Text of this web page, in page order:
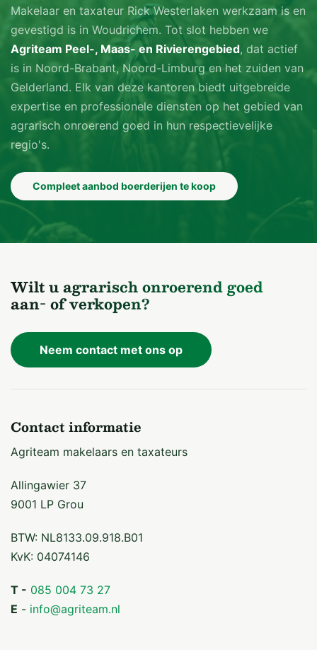
Makelaar en taxateur Rick Westerlaken werkzaam is en
gevestigd is in Woudrichem. Tot slot hebben we
Agriteam Peel-, Maas- en Rivierengebied, dat actief
is in Noord-Brabant, Noord-Limburg en het zuiden van
Gelderland. Elk van deze kantoren biedt uitgebreide
expertise en professionele diensten op het gebied van
agrarisch onroerend goed in hun respectievelijke
regio's.
Compleet aanbod boerderijen te koop
Wilt u agrarisch onroerend goed
aan- of verkopen?
Neem contact met ons op
Contact informatie
Agriteam makelaars en taxateurs
Allingawier 37
9001 LP Grou
BTW: NL8133.09.918.B01
KvK: 04074146
T - 085 004 73 27
E - info@agriteam.nl